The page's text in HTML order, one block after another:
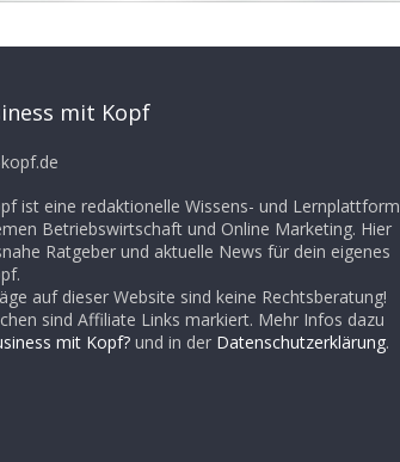
mit Kopf
ist eine redaktionelle Wissens- und Lernplattform
Betriebswirtschaft und Online Marketing. Hier
Ratgeber und aktuelle News für dein eigenes
auf dieser Website sind keine Rechtsberatung!
sind Affiliate Links markiert. Mehr Infos dazu
mit Kopf? und in der Datenschutzerklärung.